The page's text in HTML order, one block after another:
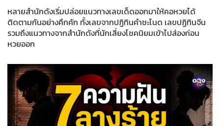
หลายสำนักดังเริ่มปล่อยแนวทางเลขเด็ดออกมาให้คอหวยได้
ติดตามกันอย่างคึกคัก ทั้งเลขจากปฏิทินคำชะโนด เลขปฏิทินจีน
รวมถึงแนวทางจากสำนักดังที่นักเสี่ยงโชคนิยมเข้าไปส่องก่อน
หวยออก